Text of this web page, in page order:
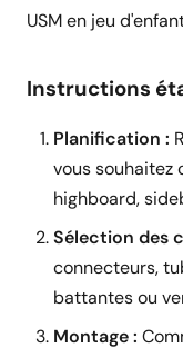
USM en jeu
Instructions
Planification :
vous souhaitez
highboard,
Sélection des
connecteurs,
battantes ou
Montage :